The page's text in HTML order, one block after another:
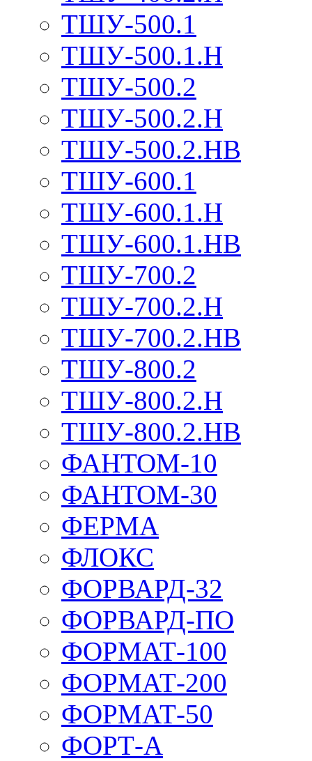
ТШУ-500.1
ТШУ-500.1.Н
ТШУ-500.2
ТШУ-500.2.Н
ТШУ-500.2.НВ
ТШУ-600.1
ТШУ-600.1.Н
ТШУ-600.1.НВ
ТШУ-700.2
ТШУ-700.2.Н
ТШУ-700.2.НВ
ТШУ-800.2
ТШУ-800.2.Н
ТШУ-800.2.НВ
ФАНТОМ-10
ФАНТОМ-30
ФЕРМА
ФЛОКС
ФОРВАРД-32
ФОРВАРД-ПО
ФОРМАТ-100
ФОРМАТ-200
ФОРМАТ-50
ФОРТ-А